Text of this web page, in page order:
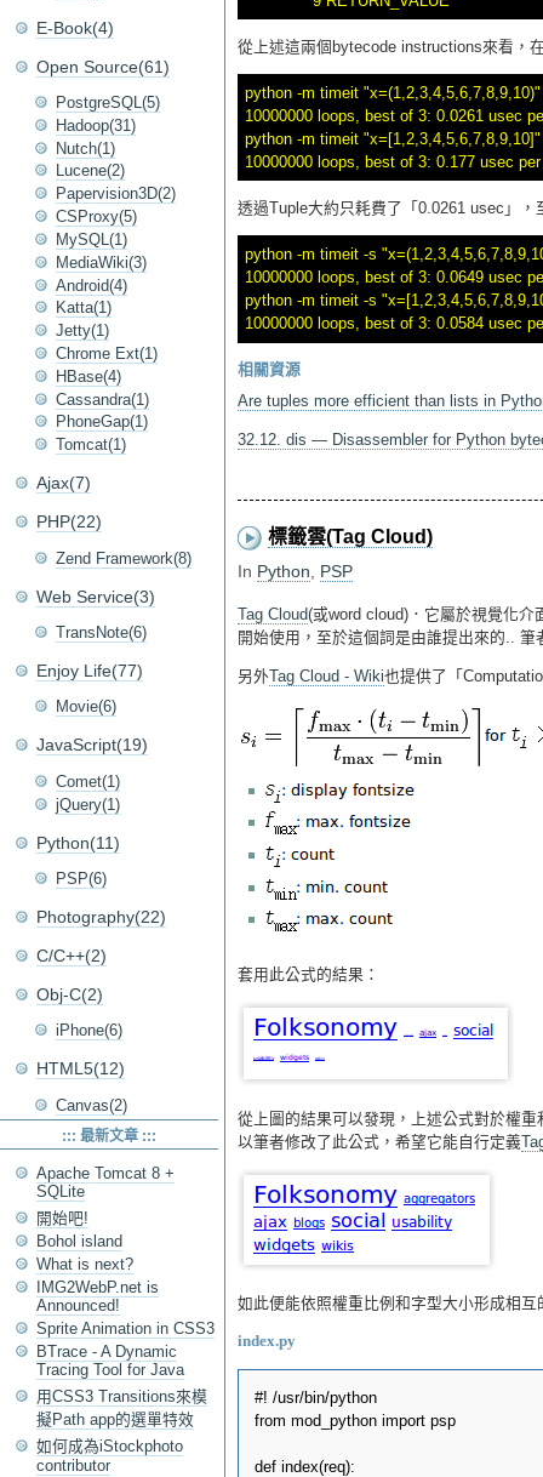
從上述這兩個bytecode instructions來看，
python -m timeit "x=(1,2,3,4,5,6,7,8,9,10)"
10000000 loops, best of 3: 0.0261 usec
python -m timeit "x=[1,2,3,4,5,6,7,8,9,10]"
透過Tuple大約只耗費了「0.0261 usec」
python -m timeit -s
10000000 loops, best of 3: 0.0649 usec
python -m timeit -s
相關資源
Are tuples more efficient than lists in
32.12. dis — Disassembler for Python
標籤雲(Tag Cloud)
In Python, PSP
Tag Cloud(或word cloud)．它屬於視覺化
開始使用，至於這個詞是由誰提出來的..
另外Tag Cloud - Wiki也提供了「
套用此公式的結果：
從上圖的結果可以發現，上述公式對於權
以筆者修改了此公式，希望它能自行定義
如此便能依照權重比例和字型大小形成相互
index.py
#! /usr/bin/python
from mod_python import psp
def index(req):
E-Book(4)
Open Source(61)
PostgreSQL(5)
Hadoop(31)
Nutch(1)
Lucene(2)
Papervision3D(2)
CSProxy(5)
MySQL(1)
MediaWiki(3)
Android(4)
Katta(1)
Jetty(1)
Chrome Ext(1)
HBase(4)
Cassandra(1)
PhoneGap(1)
Tomcat(1)
Ajax(7)
PHP(22)
Zend Framework(8)
Web Service(3)
TransNote(6)
Enjoy Life(77)
Movie(6)
JavaScript(19)
Comet(1)
jQuery(1)
Python(11)
PSP(6)
Photography(22)
C/C++(2)
Obj-C(2)
iPhone(6)
HTML5(12)
Canvas(2)
::: 最新文章 :::
Apache Tomcat 8 +
SQLite
開始吧!
Bohol island
What is next?
IMG2WebP.net is
Announced!
Sprite Animation in CSS3
BTrace - A Dynamic
Tracing Tool for Java
用CSS3 Transitions來模
擬Path app的選單特效
如何成為iStockphoto
contributor